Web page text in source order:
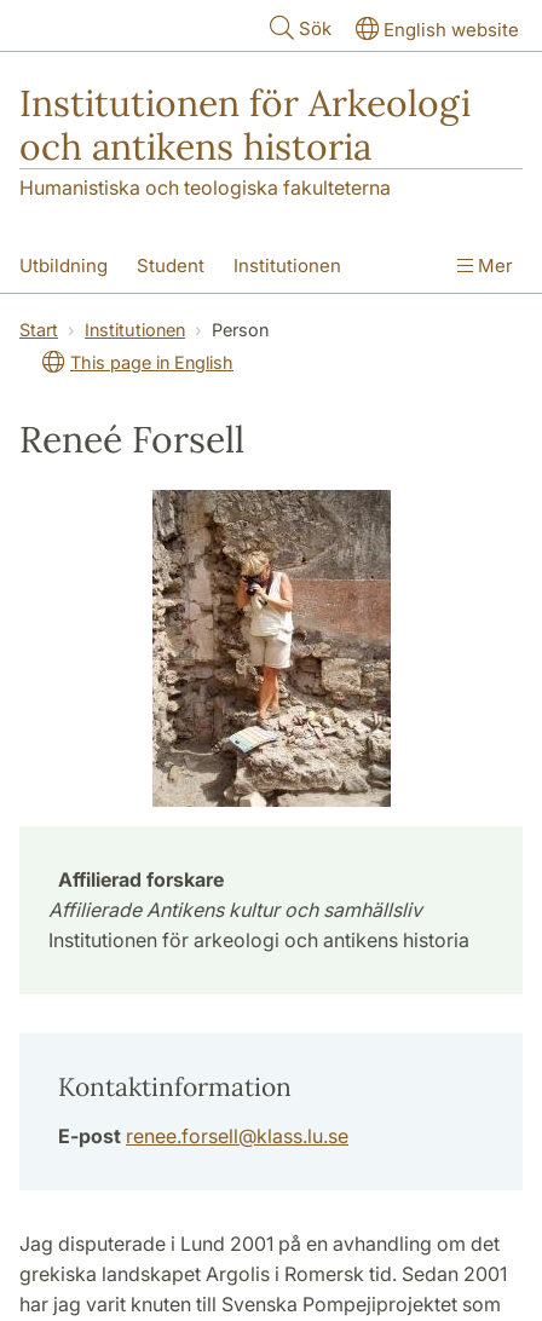
Sök English website
Institutionen för Arkeologi
och antikens historia
Humanistiska och teologiska fakulteterna
Utbildning Student Institutionen
Forskning Kontakt
Mer
Start Institutionen
Person
This page in English
Reneé Forsell
Affilierad forskare
Affilierade Antikens kultur och samhällsliv
Institutionen för arkeologi och antikens historia
Kontaktinformation
E-post renee.forsell@klass.lu.se
Jag disputerade i Lund 2001 på en avhandling om det
grekiska landskapet Argolis i Romersk tid. Sedan 2001
har jag varit knuten till Svenska Pompejiprojektet som